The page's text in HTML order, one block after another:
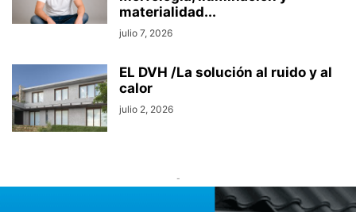
materialidad...
julio 7, 2026
EL DVH /La solución al ruido y al
calor
julio 2, 2026
-